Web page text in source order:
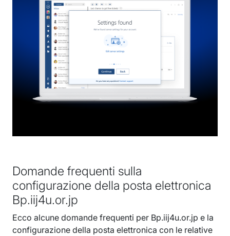
Domande frequenti sulla
configurazione della posta elettronica
Bp.iij4u.or.jp
Ecco alcune domande frequenti per Bp.iij4u.or.jp e la
configurazione della posta elettronica con le relative